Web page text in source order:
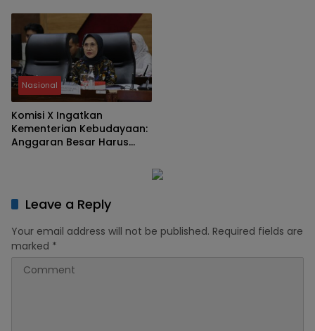
Nasional
Komisi X Ingatkan
Kementerian Kebudayaan:
Anggaran Besar Harus
Leave a Reply
Your email address will not be published. Required fields are
marked *